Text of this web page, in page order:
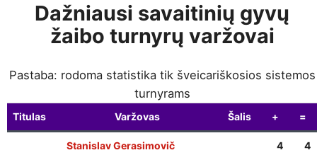
Dažniausi savaitinių gyvų
žaibo turnyrų varžovai
Pastaba: rodoma statistika tik šveicariškosios sistemos
turnyrams
Titulas Varžovas Šalis + =
Stanislav Gerasimovič 4 4